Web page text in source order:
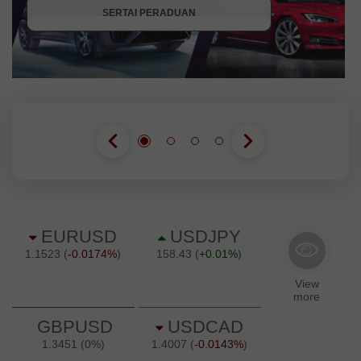
SERTAI PERADUAN
SERTAI PERADUAN